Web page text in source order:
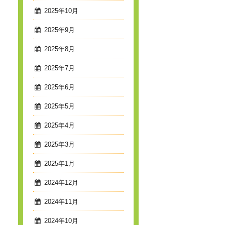
2025年10月
2025年9月
2025年8月
2025年7月
2025年6月
2025年5月
2025年4月
2025年3月
2025年1月
2024年12月
2024年11月
2024年10月